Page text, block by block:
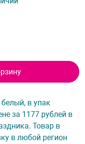
в упак
за 1177 рублей в
Товар в
в любой регион